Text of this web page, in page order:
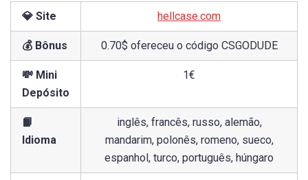
💎 Site hellcase.com
💰 Bônus 0.70$ ofereceu o código CSGODUDE
💸 Mini
Depósito
1€
📙
Idioma
inglês, francês, russo, alemão,
mandarim, polonês, romeno, sueco,
espanhol, turco, português, húngaro